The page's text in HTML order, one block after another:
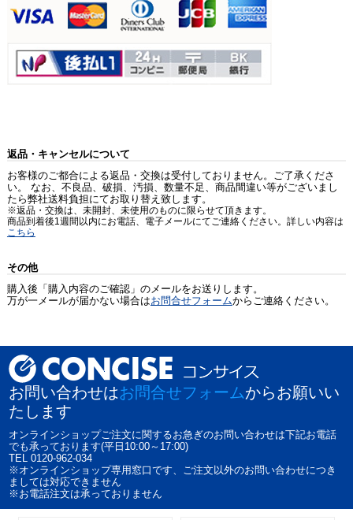
返品・キャンセルについて
お客様のご都合による返品・交換は受付しておりません。ご了承くださ
い。 なお、不良品、破損、汚損、数量不足、商品間違い等がございまし
たら弊社送料負担にてお取り替え致します。
※返品・交換は、未開封、未使用のものに限らせて頂きます。
商品到着後1週間以内にお電話、電子メールにてご連絡ください。詳しい内容は
こちら
その他
購入後「購入内容のご確認」のメールをお送りします。
万が一メールが届かない場合はお問合せフォームからご連絡ください。
お問い合わせはお問合せフォームからお願いい
たします
オンラインショップご注文に関するお急ぎのお問い合わせは下記お電話
でも承っております(平日10:00～17:00)
TEL 0120-962-034
※オンラインショップ専用窓口です、ご注文以外のお問い合わせにつき
ましては対応できません
※お電話注文は承っておりません